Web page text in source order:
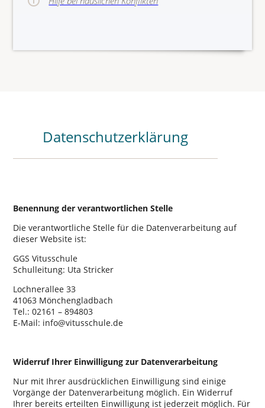
Datenschutzerklärung
Benennung der verantwortlichen Stelle
Die verantwortliche Stelle für die Datenverarbeitung auf
dieser Website ist:
GGS Vitusschule
Schulleitung: Uta Stricker
Lochnerallee 33
41063 Mönchengladbach
Tel.: 02161 – 894803
E-Mail: info@vitusschule.de
Widerruf Ihrer Einwilligung zur Datenverarbeitung
Nur mit Ihrer ausdrücklichen Einwilligung sind einige
Vorgänge der Datenverarbeitung möglich. Ein Widerruf
Ihrer bereits erteilten Einwilligung ist jederzeit möglich. Für